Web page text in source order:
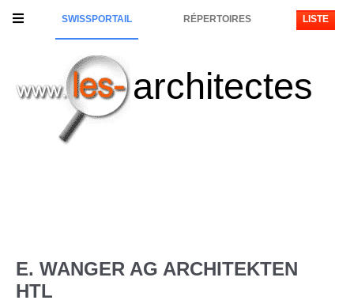
SWISSPORTAIL RÉPERTOIRES LISTE
architectes
E. WANGER AG ARCHITEKTEN
HTL